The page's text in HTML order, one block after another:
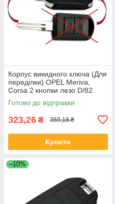
Корпус викидного ключа (Для
переділки) OPEL Meriva,
Corsa 2 кнопки лезо D/82
Готово до відправки
323,26 ₴ 359,18 ₴
Купити
–10%